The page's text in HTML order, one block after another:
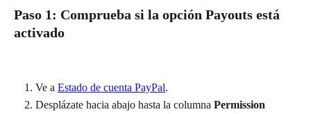
Paso 1: Comprueba si la opción Payouts está
activado
Ve a Estado de cuenta PayPal.
Desplázate hacia abajo hasta la columna Permission